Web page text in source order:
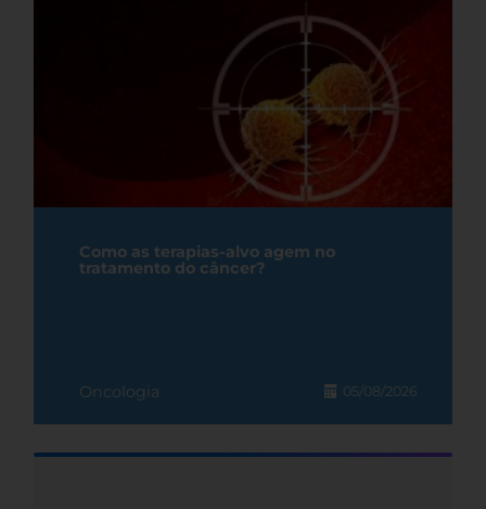
Como as terapias-alvo agem no
tratamento do câncer?
Oncologia 05/08/2026